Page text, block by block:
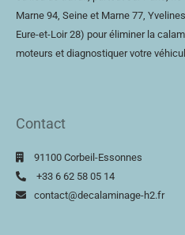
Marne 94, Seine et Marne 77,
Eure-et-Loir28) pour éliminer la
moteurs et diagnostiquer votre
Contact
91100 Corbeil-Essonnes
+33 6 62 58 05 14
contact@decalaminage-h2.fr